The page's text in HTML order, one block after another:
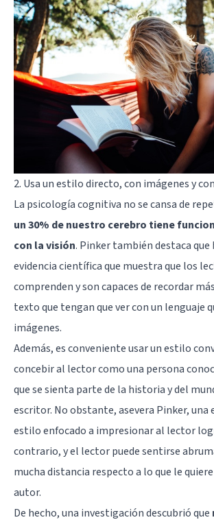
2. Usa un estilo directo, con imágenes y
La psicología cognitiva no se cansa de
un 30% de nuestro cerebro tiene
con la visión. Pinker también destaca que
evidencia científica que muestra que los
comprenden y son capaces de recordar
texto que tengan que ver con un lenguaje
imágenes.
Además, es conveniente usar un estilo
concebir al lector como una persona
que se sienta parte de la historia y del
escritor. No obstante, asevera Pinker, una
estilo enfocado a impresionar al lector
contrario, y el lector puede sentirse
mucha distancia respecto a lo que le
autor.
De hecho, una investigacióndescubrió que